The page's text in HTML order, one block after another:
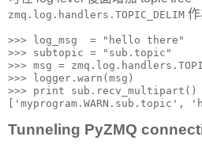
zmq.log.handlers.TOPIC_DELIM
>>> log_msg  = "hello there"
>>> subtopic = "sub.topic"
>>> msg =
>>> logger.warn(msg)
>>> print sub.recv_multipart()
['myprogram.WARN.sub.topic',
Tunneling PyZMQ